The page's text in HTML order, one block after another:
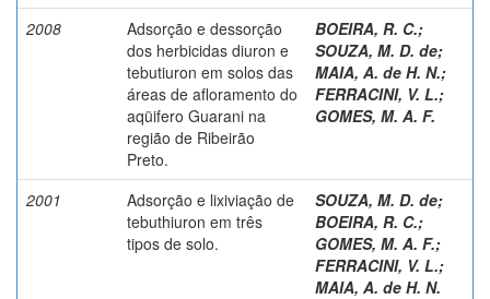
2008
Adsorção e dessorção
dos herbicidas diuron e
tebutiuron em solos das
áreas de afloramento do
aqüifero Guarani na
região de Ribeirão
Preto.
BOEIRA, R. C.;
SOUZA, M. D. de;
MAIA, A. de H. N.;
FERRACINI, V. L.;
GOMES, M. A. F.
2001
Adsorção e lixiviação de
tebuthiuron em três
tipos de solo.
SOUZA, M. D. de;
BOEIRA, R. C.;
GOMES, M. A. F.;
FERRACINI, V. L.;
MAIA, A. de H. N.